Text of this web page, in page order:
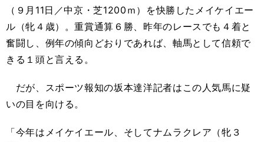
（９月11日／中京・芝1200ｍ）を快勝したメイケイエー
ル（牝４歳）。重賞通算６勝、昨年のレースでも４着と
奮闘し、例年の傾向どおりであれば、軸馬として信頼で
きる１頭と言える。
だが、スポーツ報知の坂本達洋記者はこの人気馬に疑
いの目を向ける。
「今年はメイケイエール、そしてナムラクレア（牝３